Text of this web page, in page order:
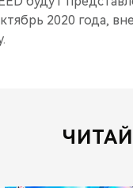
2020 года,